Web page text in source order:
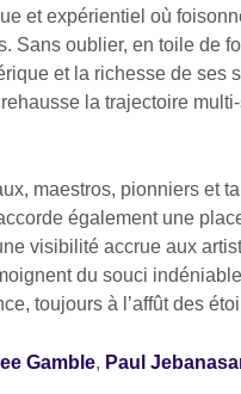
et expérientiel où
Sans oublier, en toile de
et la richesse de ses
la trajectoire
maestros, pionniers et
également une
visibilité accrue aux
du souci
toujours à l’affût des
Gamble, Paul